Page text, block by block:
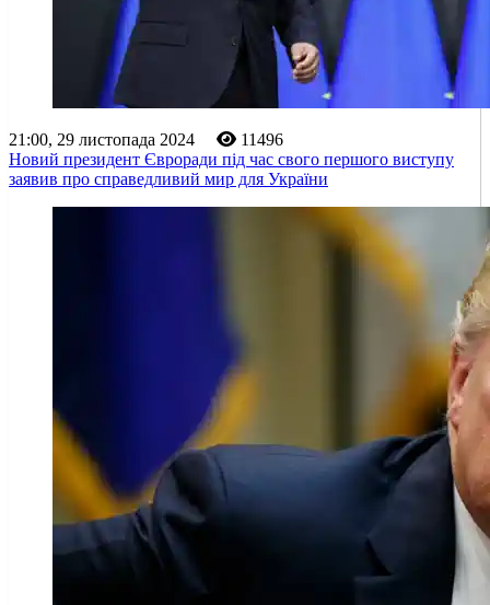
21:00, 29 листопада 2024
11496
Новий президент Євроради під час свого першого виступу
заявив про справедливий мир для України